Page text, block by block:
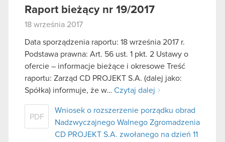
Raport bieżący nr 19/2017
18 września 2017
Data sporządzenia raportu: 18 września 2017 r.
Podstawa prawna: Art. 56 ust. 1 pkt. 2 Ustawy o
ofercie – informacje bieżące i okresowe Treść
raportu: Zarząd CD PROJEKT S.A. (dalej jako:
Spółka) informuje, że w… Czytaj dalej
PDF
Wniosek o rozszerzenie porządku obrad
Nadzwyczajnego Walnego Zgromadzenia
CD PROJEKT S.A. zwołanego na dzień 11